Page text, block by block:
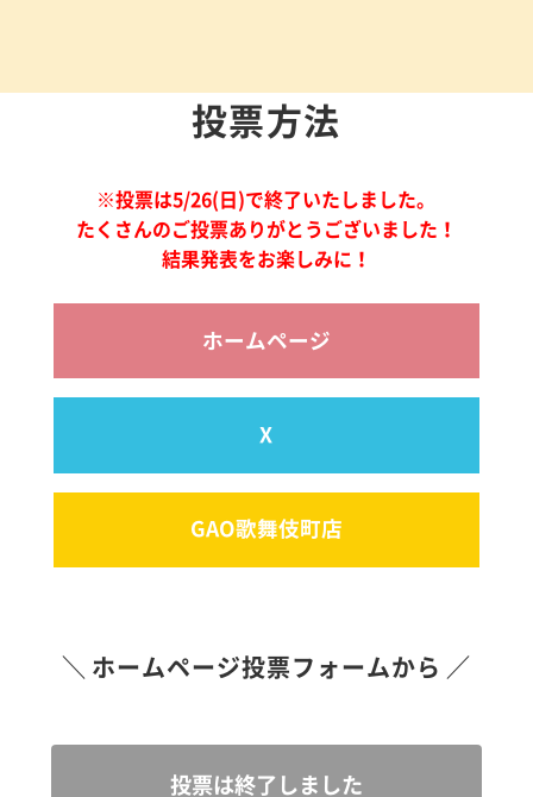
投票方法
※投票は5/26(日)で終了いたしました。
たくさんのご投票ありがとうございました！
結果発表をお楽しみに！
ホームページ
X
GAO歌舞伎町店
ホームページ投票フォームから
投票は終了しました